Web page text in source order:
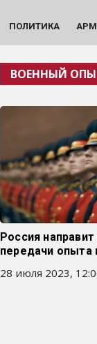
ПОЛИТИКА
ВОЕННЫЙ
Россия
передачи опыта
28 июля 2023,